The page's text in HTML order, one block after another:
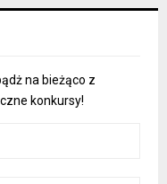
na bieżąco z
konkursy!